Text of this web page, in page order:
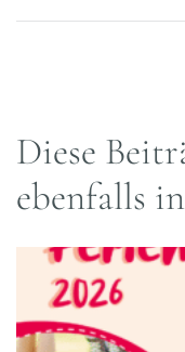
Diese
ebenfalls